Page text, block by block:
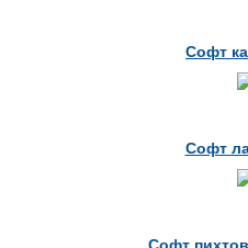
Софт
Софт
Софт